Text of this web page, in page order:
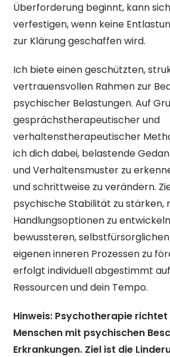
Überforderung beginnt, kann
verfestigen, wenn keine
zur Klärung geschaffen wird.
Ich biete einen geschützten,
vertrauensvollen Rahmen zur
psychischer Belastungen. Auf
gesprächstherapeutischer und
verhaltenstherapeutischer
ich dich dabei, belastende
und Verhaltensmuster zu
und schrittweise zu verändern.
psychische Stabilität zu stärken,
Handlungsoptionen zu
bewussteren,
eigenen inneren Prozessen zu
erfolgt individuell abgestimmt
Ressourcen und dein Tempo.
Hinweis: Psychotherapie richtet
Menschen mit psychischen
Erkrankungen. Ziel ist die